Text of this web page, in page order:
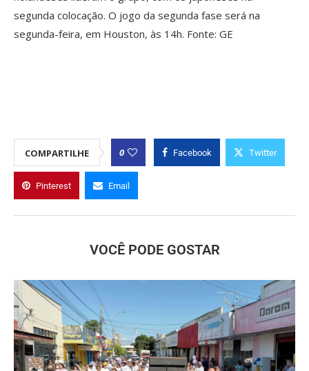
segunda colocação. O jogo da segunda fase será na
segunda-feira, em Houston, às 14h. Fonte: GE
COMPARTILHE 0 Facebook Twitter
Pinterest Email
VOCÊ PODE GOSTAR